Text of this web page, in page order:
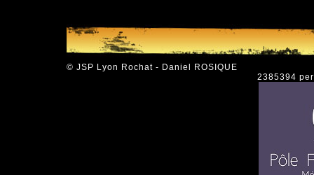
© JSP Lyon Rochat - Daniel ROSIQUE
2385394